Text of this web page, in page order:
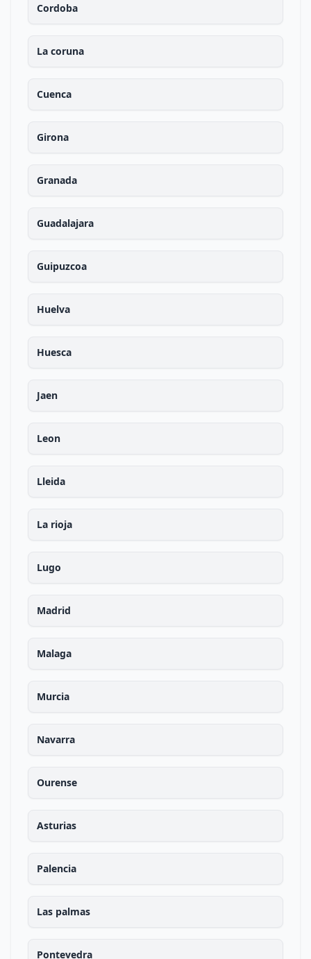
Cordoba
La coruna
Cuenca
Girona
Granada
Guadalajara
Guipuzcoa
Huelva
Huesca
Jaen
Leon
Lleida
La rioja
Lugo
Madrid
Malaga
Murcia
Navarra
Ourense
Asturias
Palencia
Las palmas
Pontevedra